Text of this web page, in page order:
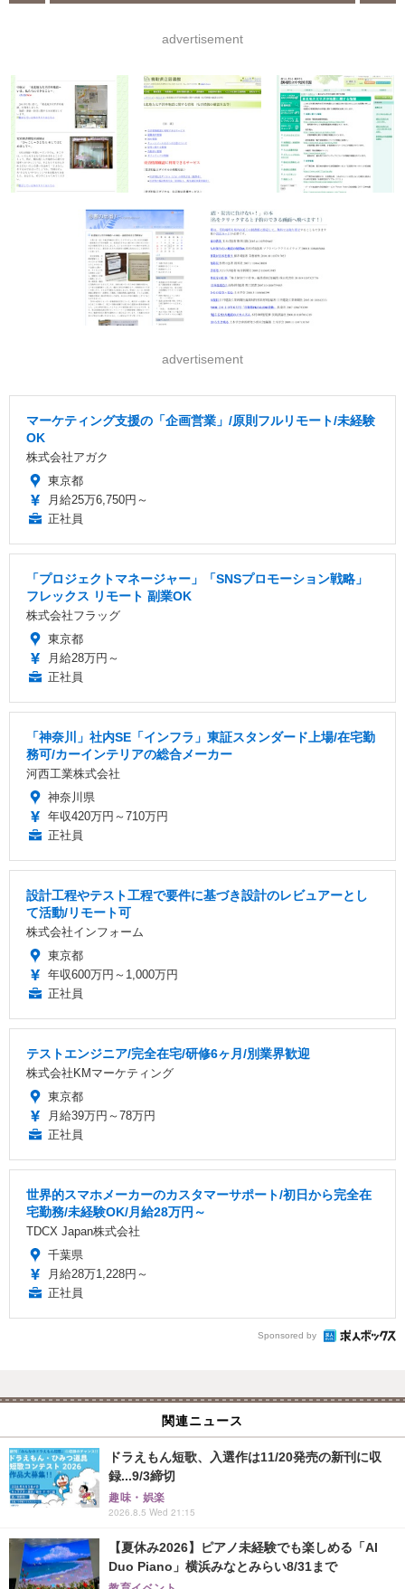
advertisement
advertisement
マーケティング支援の「企画営業」/原則フルリモート/未経験
OK
株式会社アガク
東京都
月給25万6,750円～
正社員
「プロジェクトマネージャー」「SNSプロモーション戦略」
フレックス リモート 副業OK
株式会社フラッグ
東京都
月給28万円～
正社員
「神奈川」社内SE「インフラ」東証スタンダード上場/在宅勤
務可/カーインテリアの総合メーカー
河西工業株式会社
神奈川県
年収420万円～710万円
正社員
設計工程やテスト工程で要件に基づき設計のレビュアーとし
て活動/リモート可
株式会社インフォーム
東京都
年収600万円～1,000万円
正社員
テストエンジニア/完全在宅/研修6ヶ月/別業界歓迎
株式会社KMマーケティング
東京都
月給39万円～78万円
正社員
世界的スマホメーカーのカスタマーサポート/初日から完全在
宅勤務/未経験OK/月給28万円～
TDCX Japan株式会社
千葉県
月給28万1,228円～
正社員
Sponsored by
関連ニュース
ドラえもん短歌、入選作は11/20発売の新刊に収
録...9/3締切
趣味・娯楽
2026.8.5 Wed 21:15
【夏休み2026】ピアノ未経験でも楽しめる「AI
Duo Piano」横浜みなとみらい8/31まで